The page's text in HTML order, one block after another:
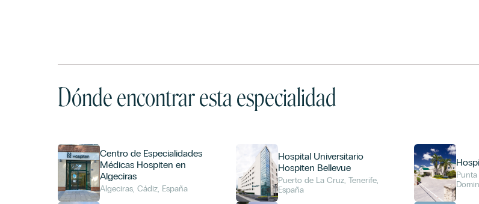
Dónde encontrar esta especialidad
Centro de Especialidades
Médicas Hospiten en
Algeciras
Algeciras, Cádiz, España
Hospital Universitario
Hospiten Bellevue
Puerto de La Cruz, Tenerife,
España